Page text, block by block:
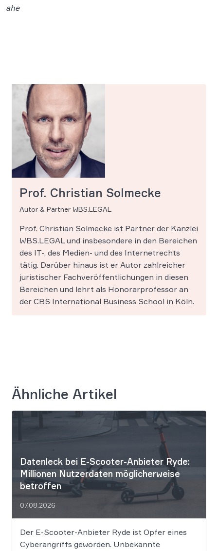
ahe
Prof. Christian Solmecke
Autor & Partner WBS.LEGAL
Prof. Christian Solmecke ist Partner der Kanzlei
WBS.LEGAL und insbesondere in den Bereichen
des IT-, des Medien- und des Internetrechts
tätig. Darüber hinaus ist er Autor zahlreicher
juristischer Fachveröffentlichungen in diesen
Bereichen und lehrt als Honorarprofessor an
der CBS International Business School in Köln.
Ähnliche Artikel
Datenleck bei E-Scooter-Anbieter Ryde:
Millionen Nutzerdaten möglicherweise
betroffen
07.08.2026
Der E-Scooter-Anbieter Ryde ist Opfer eines
Cyberangriffs geworden. Unbekannte